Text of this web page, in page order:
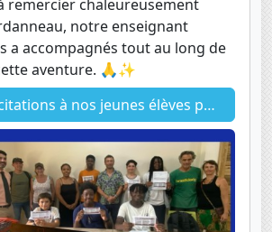
remercier chaleureusement
notre enseignant
a accompagnés tout au long de
aventure. 🙏✨
élèves pour leur succès au Brevet d'Initiation d’Aéronautique ! 🌟✨